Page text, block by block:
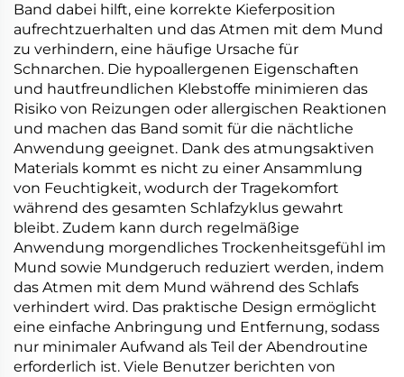
Band dabei hilft, eine korrekte Kieferposition
aufrechtzuerhalten und das Atmen mit dem Mund
zu verhindern, eine häufige Ursache für
Schnarchen. Die hypoallergenen Eigenschaften
und hautfreundlichen Klebstoffe minimieren das
Risiko von Reizungen oder allergischen Reaktionen
und machen das Band somit für die nächtliche
Anwendung geeignet. Dank des atmungsaktiven
Materials kommt es nicht zu einer Ansammlung
von Feuchtigkeit, wodurch der Tragekomfort
während des gesamten Schlafzyklus gewahrt
bleibt. Zudem kann durch regelmäßige
Anwendung morgendliches Trockenheitsgefühl im
Mund sowie Mundgeruch reduziert werden, indem
das Atmen mit dem Mund während des Schlafs
verhindert wird. Das praktische Design ermöglicht
eine einfache Anbringung und Entfernung, sodass
nur minimaler Aufwand als Teil der Abendroutine
erforderlich ist. Viele Benutzer berichten von